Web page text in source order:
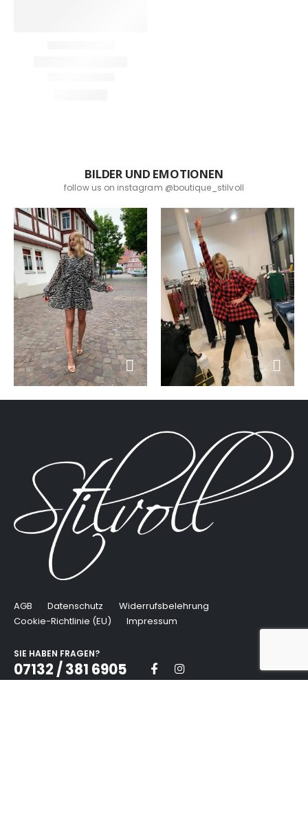
BILDER UND EMOTIONEN
follow us on instagram @boutique_stilvoll
AGB Datenschutz
Widerrufsbelehrung
Cookie-Richtlinie (EU)
Impressum
SIE HABEN FRAGEN?
07132 / 381 6905